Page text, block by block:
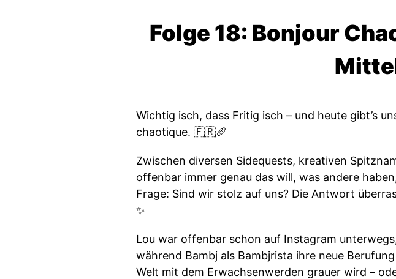
Folge 18: Bonjour
Wichtig isch, dass Fritig isch – und heute gibt’s
chaotique. 🇫🇷🥖
Zwischen diversen Sidequests, kreativen
offenbar immer genau das will, was andere
Frage: Sind wir stolz auf uns? Die Antwort
✨
Lou war offenbar schon auf Instagram
während Bambj als Bambjrista ihre neue
Welt mit dem Erwachsenwerden grauer wird –